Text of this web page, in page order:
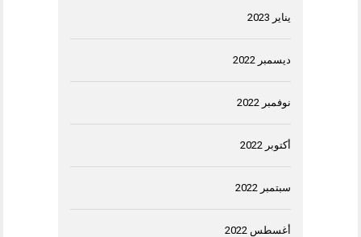
يناير 2023
ديسمبر 2022
نوفمبر 2022
أكتوبر 2022
سبتمبر 2022
أغسطس 2022